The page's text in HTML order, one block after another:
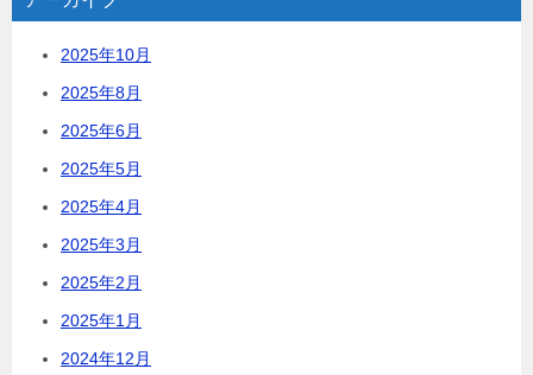
2025年10月
2025年8月
2025年6月
2025年5月
2025年4月
2025年3月
2025年2月
2025年1月
2024年12月